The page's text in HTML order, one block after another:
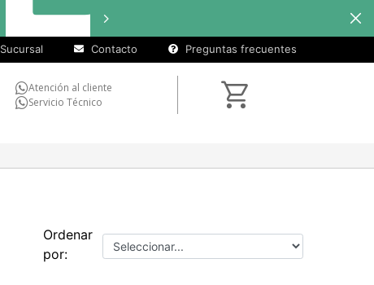
Sucursal Contacto Preguntas frecuentes
Atención al cliente
Servicio Técnico
Ordenar
por: